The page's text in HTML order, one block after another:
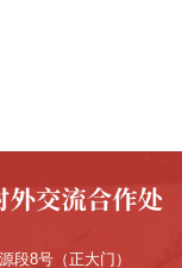
段8号（正大门）